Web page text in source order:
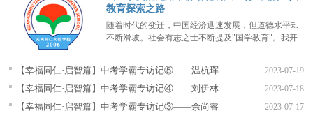
教育探索之路
随着时代的变迁，中国经济迅速发展，但道德水平却
不断滑坡。社会有志之士不断提及"国学教育"。我开
【幸福同仁·启智篇】中考学霸专访记⑤——温杭珲 2023-07-19
【幸福同仁·启智篇】中考学霸专访记④——刘伊林 2023-07-18
【幸福同仁·启智篇】中考学霸专访记③——佘尚睿 2023-07-17